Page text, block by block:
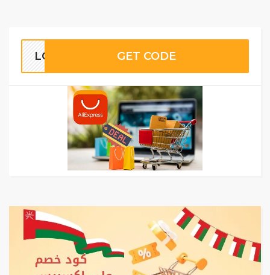
GET CODE